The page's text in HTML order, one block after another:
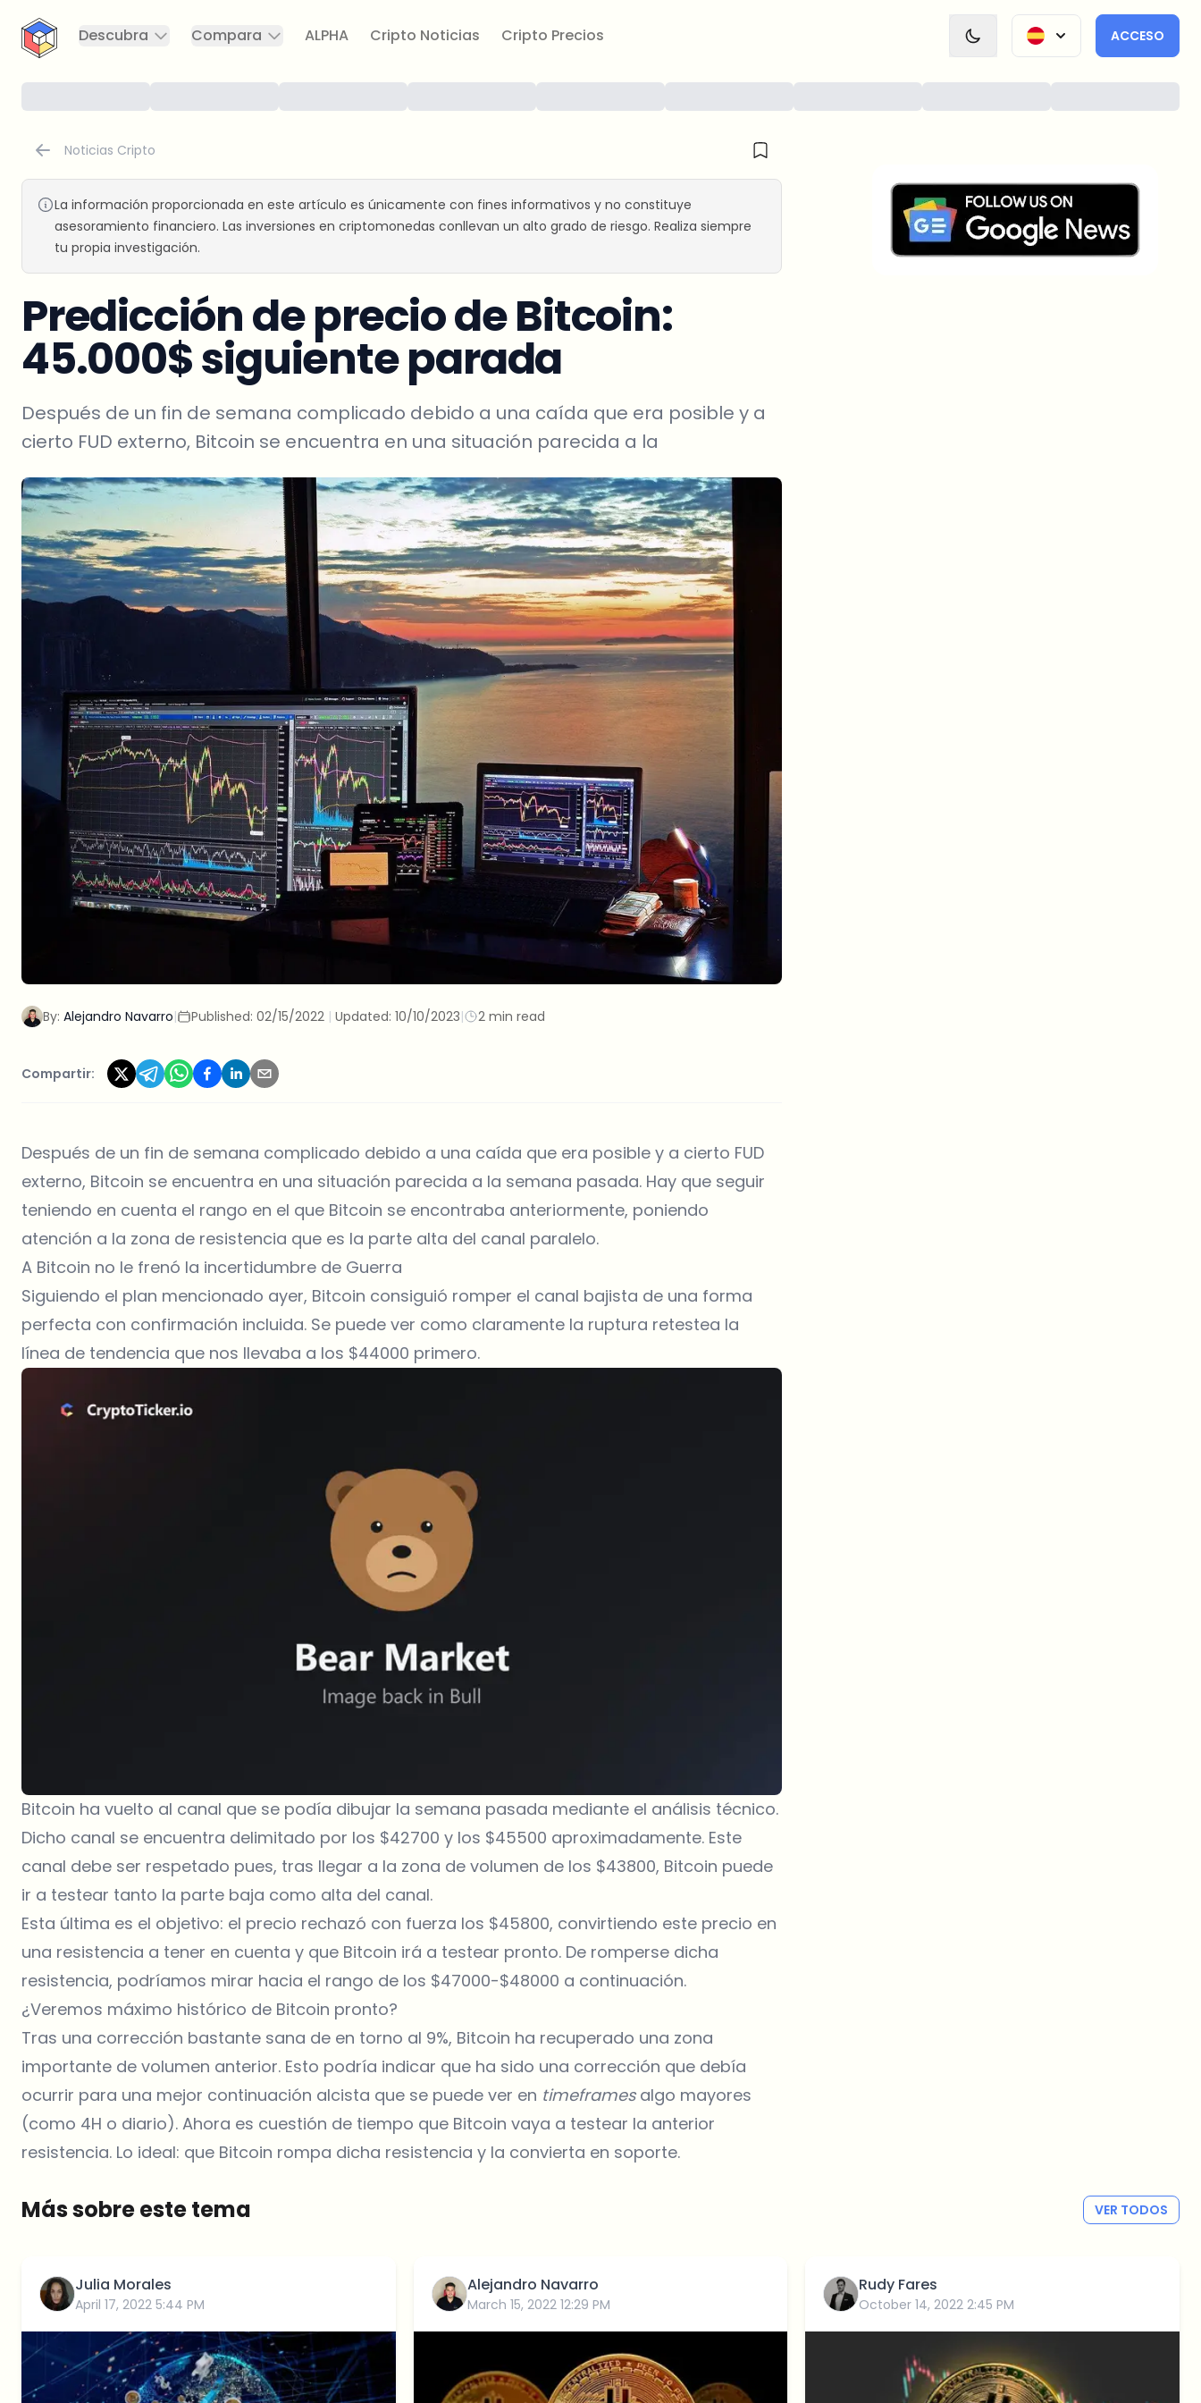
CryptoTicker
Descubra
Compara ALPHA Cripto Noticias Cripto Precios ACCESO
Noticias Cripto
La información proporcionada en este artículo es únicamente con fines informativos y no constituye
asesoramiento financiero. Las inversiones en criptomonedas conllevan un alto grado de riesgo. Realiza siempre
tu propia investigación.
Predicción de precio de Bitcoin:
45.000$ siguiente parada
Después de un fin de semana complicado debido a una caída que era posible y a
cierto FUD externo, Bitcoin se encuentra en una situación parecida a la
By: Alejandro Navarro| Published: 02/15/2022 | Updated: 10/10/2023| 2 min read
Compartir:
Después de un fin de semana complicado debido a una caída que era posible y a cierto FUD
externo, Bitcoin se encuentra en una situación parecida a la semana pasada. Hay que seguir
teniendo en cuenta el rango en el que Bitcoin se encontraba anteriormente, poniendo
atención a la zona de resistencia que es la parte alta del canal paralelo.
A Bitcoin no le frenó la incertidumbre de Guerra
Siguiendo el plan mencionado ayer, Bitcoin consiguió romper el canal bajista de una forma
perfecta con confirmación incluida. Se puede ver como claramente la ruptura retestea la
línea de tendencia que nos llevaba a los $44000 primero.
Bitcoin ha vuelto al canal que se podía dibujar la semana pasada mediante el análisis técnico.
Dicho canal se encuentra delimitado por los $42700 y los $45500 aproximadamente. Este
canal debe ser respetado pues, tras llegar a la zona de volumen de los $43800, Bitcoin puede
ir a testear tanto la parte baja como alta del canal.
Esta última es el objetivo: el precio rechazó con fuerza los $45800, convirtiendo este precio en
una resistencia a tener en cuenta y que Bitcoin irá a testear pronto. De romperse dicha
resistencia, podríamos mirar hacia el rango de los $47000-$48000 a continuación.
¿Veremos máximo histórico de Bitcoin pronto?
Tras una corrección bastante sana de en torno al 9%, Bitcoin ha recuperado una zona
importante de volumen anterior. Esto podría indicar que ha sido una corrección que debía
ocurrir para una mejor continuación alcista que se puede ver en timeframesalgo mayores
(como 4H o diario). Ahora es cuestión de tiempo que Bitcoin vaya a testear la anterior
resistencia. Lo ideal: que Bitcoin rompa dicha resistencia y la convierta en soporte.
Más sobre este tema VER TODOS
Julia Morales
April 17, 2022 5:44 PM
Alejandro Navarro
March 15, 2022 12:29 PM
Rudy Fares
October 14, 2022 2:45 PM